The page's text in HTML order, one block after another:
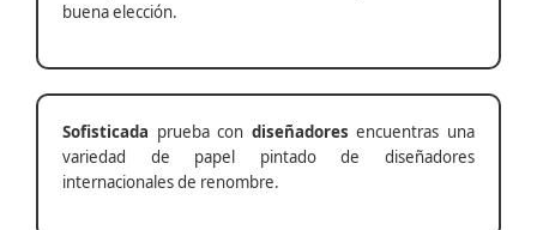
buena elección.
Sofisticada prueba con diseñadores encuentras una
variedad de papel pintado de diseñadores
internacionales de renombre.